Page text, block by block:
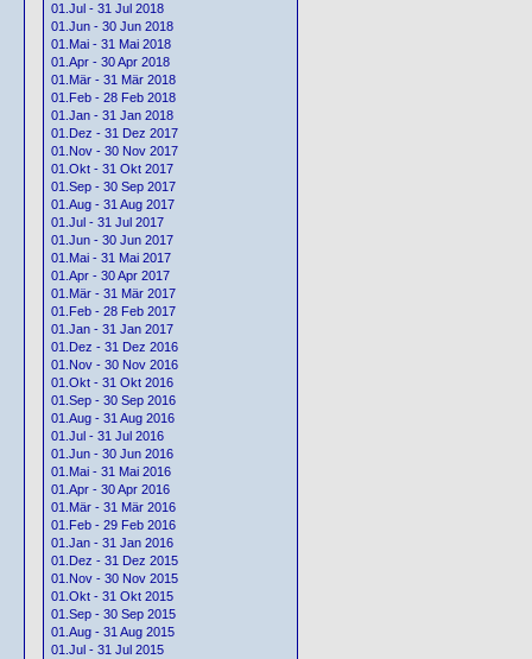
01.Jul - 31 Jul 2018
01.Jun - 30 Jun 2018
01.Mai - 31 Mai 2018
01.Apr - 30 Apr 2018
01.Mär - 31 Mär 2018
01.Feb - 28 Feb 2018
01.Jan - 31 Jan 2018
01.Dez - 31 Dez 2017
01.Nov - 30 Nov 2017
01.Okt - 31 Okt 2017
01.Sep - 30 Sep 2017
01.Aug - 31 Aug 2017
01.Jul - 31 Jul 2017
01.Jun - 30 Jun 2017
01.Mai - 31 Mai 2017
01.Apr - 30 Apr 2017
01.Mär - 31 Mär 2017
01.Feb - 28 Feb 2017
01.Jan - 31 Jan 2017
01.Dez - 31 Dez 2016
01.Nov - 30 Nov 2016
01.Okt - 31 Okt 2016
01.Sep - 30 Sep 2016
01.Aug - 31 Aug 2016
01.Jul - 31 Jul 2016
01.Jun - 30 Jun 2016
01.Mai - 31 Mai 2016
01.Apr - 30 Apr 2016
01.Mär - 31 Mär 2016
01.Feb - 29 Feb 2016
01.Jan - 31 Jan 2016
01.Dez - 31 Dez 2015
01.Nov - 30 Nov 2015
01.Okt - 31 Okt 2015
01.Sep - 30 Sep 2015
01.Aug - 31 Aug 2015
01.Jul - 31 Jul 2015